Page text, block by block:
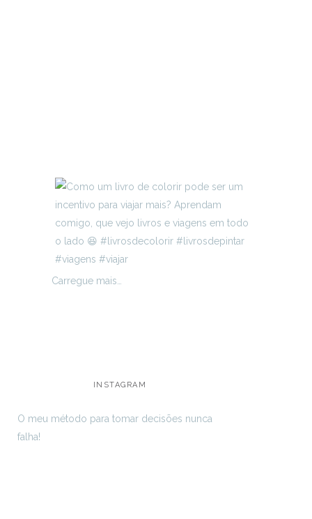
Carregue mais…
INSTAGRAM
O meu método para tomar decisões nunca
falha!